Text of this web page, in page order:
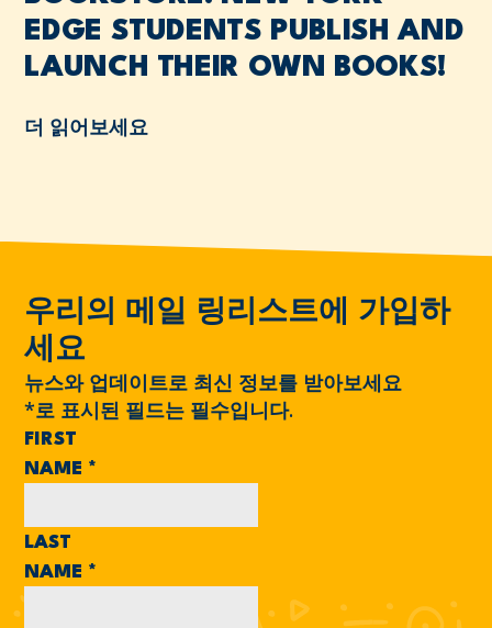
EDGE STUDENTS PUBLISH AND
LAUNCH THEIR OWN BOOKS!
더 읽어보세요
우리의 메일 링리스트에 가입하
세요
뉴스와 업데이트로 최신 정보를 받아보세요
*로 표시된 필드는 필수입니다.
FIRST
NAME *
LAST
NAME *